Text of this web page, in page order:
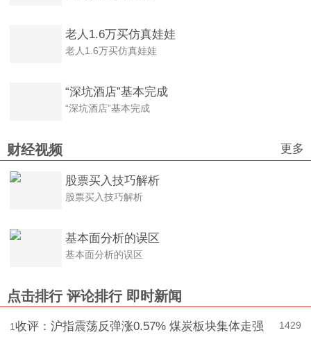
老人1.6万买仿真娃娃
老人1.6万买仿真娃娃
“深坑酒店”基本完成
“深坑酒店”基本完成
财经视频 更多
股票买入技巧解析
股票买入技巧解析
基本面分析的误区
基本面分析的误区
点击排行 评论排行 即时新闻
1429
1收评：沪指震荡反弹涨0.57% 煤炭板块集体走强